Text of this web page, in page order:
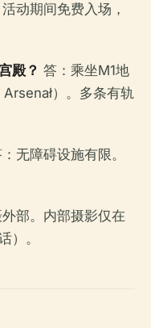
动期间免费入场，
殿？ 答：乘坐M1地
）。多条有轨
无障碍设施有限。
部。内部摄影仅在
）。